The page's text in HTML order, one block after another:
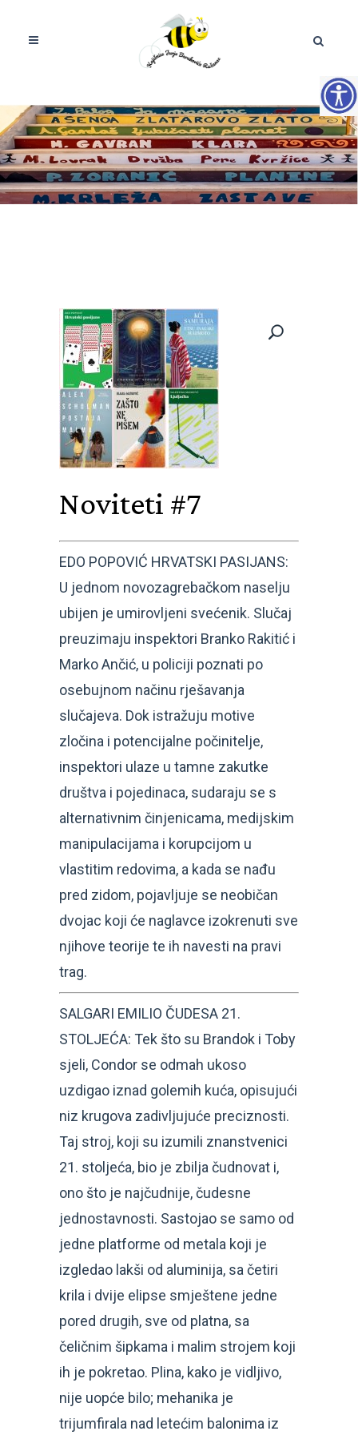
Noviteti #7
EDO POPOVIĆ HRVATSKI PASIJANS:
U jednom novozagrebačkom naselju
ubijen je umirovljeni svećenik. Slučaj
preuzimaju inspektori Branko Rakitić i
Marko Ančić, u policiji poznati po
osebujnom načinu rješavanja
slučajeva. Dok istražuju motive
zločina i potencijalne počinitelje,
inspektori ulaze u tamne zakutke
društva i pojedinaca, sudaraju se s
alternativnim činjenicama, medijskim
manipulacijama i korupcijom u
vlastitim redovima, a kada se nađu
pred zidom, pojavljuje se neobičan
dvojac koji će naglavce izokrenuti sve
njihove teorije te ih navesti na pravi
trag.
SALGARI EMILIO ČUDESA 21.
STOLJEĆA: Tek što su Brandok i Toby
sjeli, Condor se odmah ukoso
uzdigao iznad golemih kuća, opisujući
niz krugova zadivljujuće preciznosti.
Taj stroj, koji su izumili znanstvenici
21. stoljeća, bio je zbilja čudnovat i,
ono što je najčudnije, čudesne
jednostavnosti. Sastojao se samo od
jedne platforme od metala koji je
izgledao lakši od aluminija, sa četiri
krila i dvije elipse smještene jedne
pored drugih, sve od platna, sa
čeličnim šipkama i malim strojem koji
ih je pokretao. Plina, kako je vidljivo,
nije uopće bilo; mehanika je
trijumfirala nad letećim balonima iz